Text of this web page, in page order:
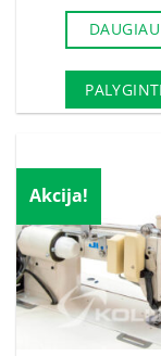
DAUGIAU
PALYGINTI
Akcija!